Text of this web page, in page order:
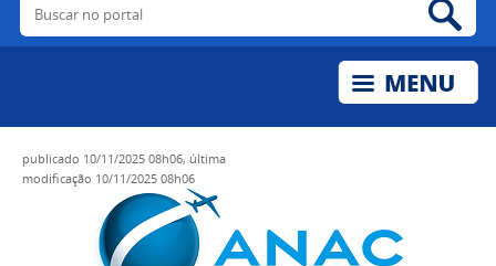
publicado 10/11/2025 08h06, última
modificação 10/11/2025 08h06